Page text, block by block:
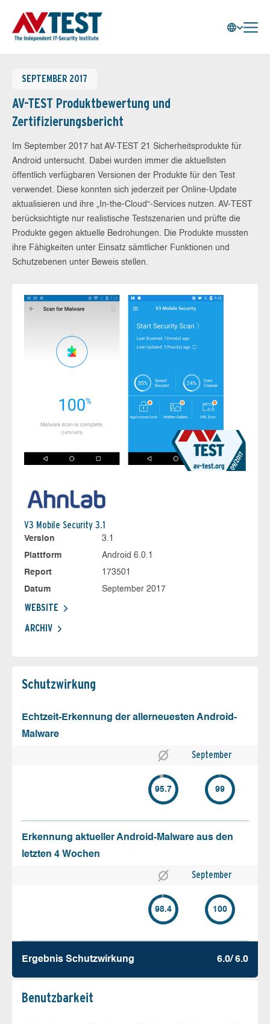
SEPTEMBER 2017
AV-TEST Produktbewertung und
Zertifizierungsbericht
Im September 2017 hat AV-TEST 21 Sicherheitsprodukte für
Android untersucht. Dabei wurden immer die aktuellsten
öffentlich verfügbaren Versionen der Produkte für den Test
verwendet. Diese konnten sich jederzeit per Online-Update
aktualisieren und ihre „In-the-Cloud“-Services nutzen. AV-TEST
berücksichtigte nur realistische Testszenarien und prüfte die
Produkte gegen aktuelle Bedrohungen. Die Produkte mussten
ihre Fähigkeiten unter Einsatz sämtlicher Funktionen und
Schutzebenen unter Beweis stellen.
V3 Mobile Security 3.1
Version
3.1
Plattform
Android 6.0.1
Report
173501
Datum
September 2017
WEBSITE
ARCHIV
Schutz­wirkung
Echtzeit-Erkennung der allerneuesten Android-
Malware
September
95.7 99
Erkennung aktueller Android-Malware aus den
letzten 4 Wochen
September
98.4 100
Ergebnis Schutz­wirkung 6.0/ 6.0
Benutz­barkeit